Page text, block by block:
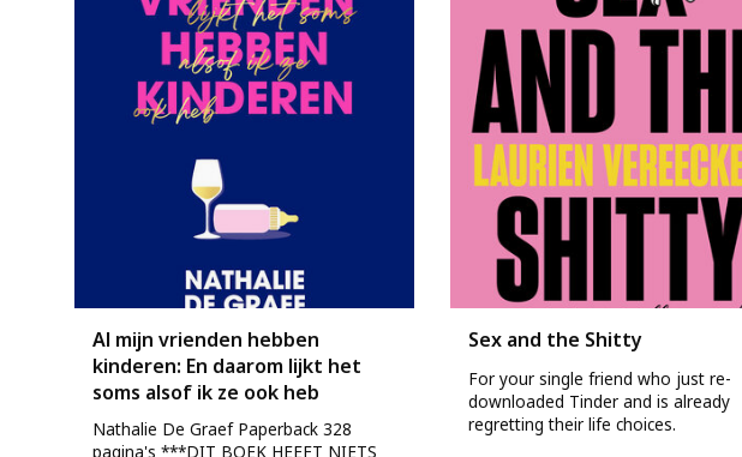
Al mijn vrienden hebben
kinderen: En daarom lijkt het
soms alsof ik ze ook heb
Nathalie De Graef Paperback 328
pagina's ***DIT BOEK HEEFT NIETS
Sex and the Shitty
For your single friend who just re-
downloaded Tinder and is already
regretting their life choices.